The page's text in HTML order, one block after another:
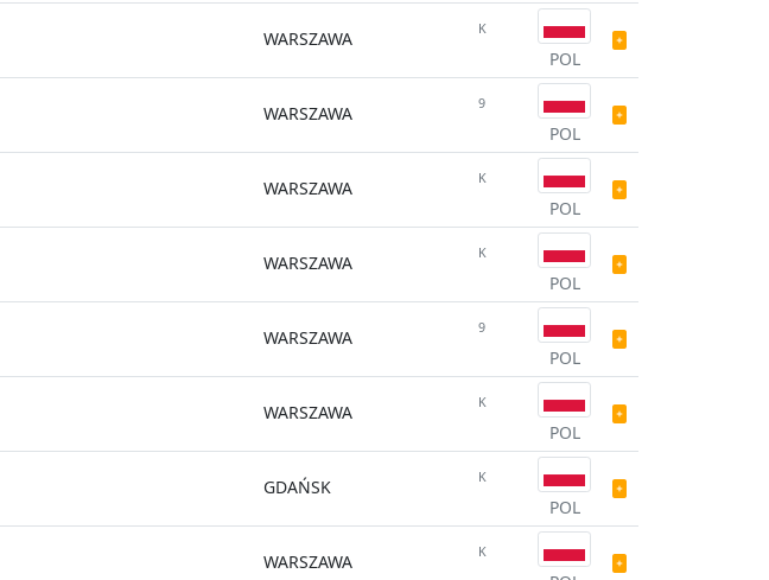
WARSZAWA K
POL
WARSZAWA 9
POL
WARSZAWA K
POL
WARSZAWA K
POL
WARSZAWA 9
POL
WARSZAWA K
POL
GDAŃSK K
POL
WARSZAWA K